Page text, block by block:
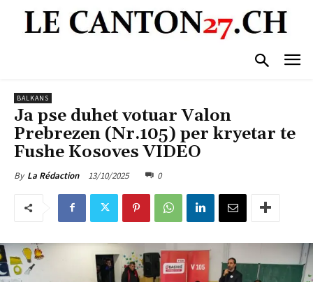
BALKANS
Ja pse duhet votuar Valon
Prebrezen (Nr.105) per kryetar te
Fushe Kosoves VIDEO
By La Rédaction 13/10/2025 0